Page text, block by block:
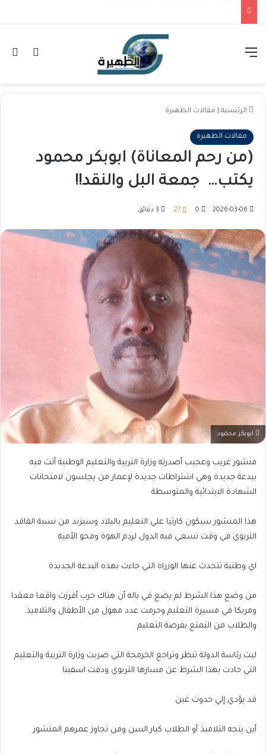
تسجيل القائمة
الرئيسية مقالات الظهيرة
مقالات الظهيرة
(من رحم المعاناة) ابوبكر محمود
يكتب… جمعة البل والنقد!!
2026-03-06
0
27
ابوبكر محمود
منشور غريب وعجيب أصدرته وزارة التربية والتعليم الوطنية أتت فيه
ببدعة جديدة وهي اشتراطات جديدة لإعمار من يجلسون لامتحانات
الشهادة الابتدائية والمتوسطة
هذا المنشور سيكون كارثيا علي التعليم بالبلاد وسيزيد من نسبة الفاقد
التربوي في وقت تسعي فيه الدول لردم الهوة ومحو الأمية
اي وطنية تتحدث عنها الوزراة التي جاءت بهذه البدعة الجديدة
من وضع هذا الشرط لم يضع في باله أن هناك حرب أفرزت واقعا معقدا
ومربكا في مسيرة التعليم وحرمت عدد مهول من الأطفال والتلاميذ
والطلاب من التمتع بفرصة التعليم
ليت رئاسة الدولة تنظر وتراجع الخرمجة التي ضربت وزارة التربية والتعليم
التي حادت بهذا الشرط عن مسارها التربوي ودقت اسفينا
قد يؤدي إلي حدوث غبن
أين يتجه التلاميذ أو الطلاب كبار السن ومن تجاوز عمرهم المنشور